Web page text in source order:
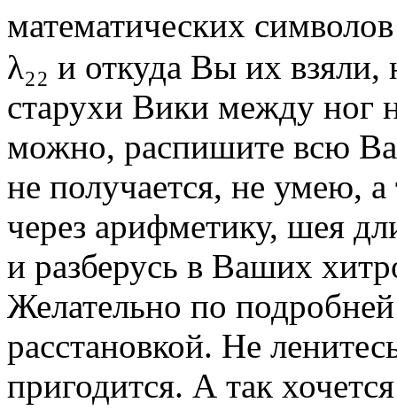
математических символов
λ₂₂ и откуда Вы их
старухи Вики между ног
можно, распишите всю
не получается, не умею,
через арифметику, шея
и разберусь в Ваших
Желательно по
расстановкой. Не
пригодится. А так